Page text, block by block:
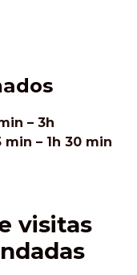
– 3h
min – 1h 30 min
visitas